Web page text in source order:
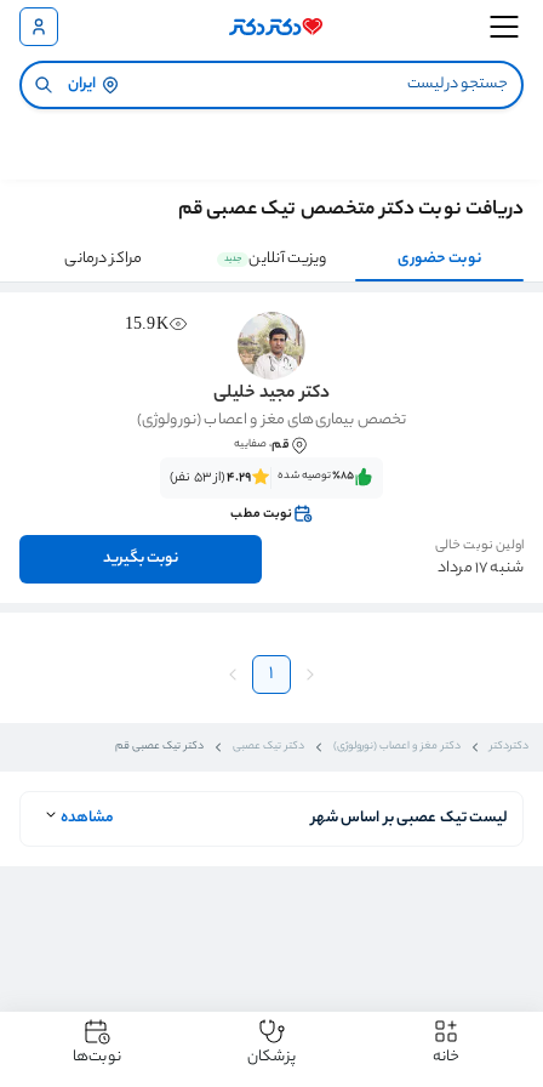
ایران
دکتردکتر دکتر مغز و اعصاب (نورولوژی) دکتر تیک عصبی دکتر تیک عصبی قم
دریافت نوبت دکتر متخصص تیک عصبی قم
نوبت حضوری ویزیت آنلاین جدید مراکز درمانی
15.9K
دکتر مجید خلیلی
تخصص بیماری‌های مغز و اعصاب (نورولوژی)
قم، صفاییه
٪85‌‌‌توصیه شده 4.29(از 53 نفر)
نوبت مطب
اولین نوبت خالی
شنبه 17 مرداد نوبت بگیرید
1
لیست تیک عصبی بر اساس شهر مشاهده
خانه پزشکان نوبت‌ها